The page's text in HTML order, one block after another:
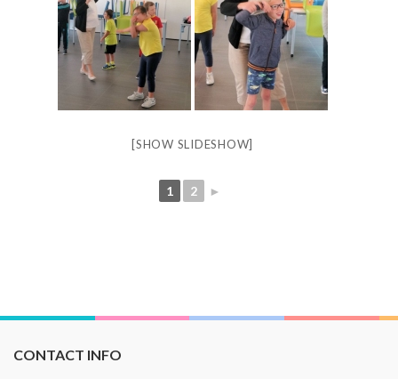
[SHOW SLIDESHOW]
1 2 ►
CONTACT INFO